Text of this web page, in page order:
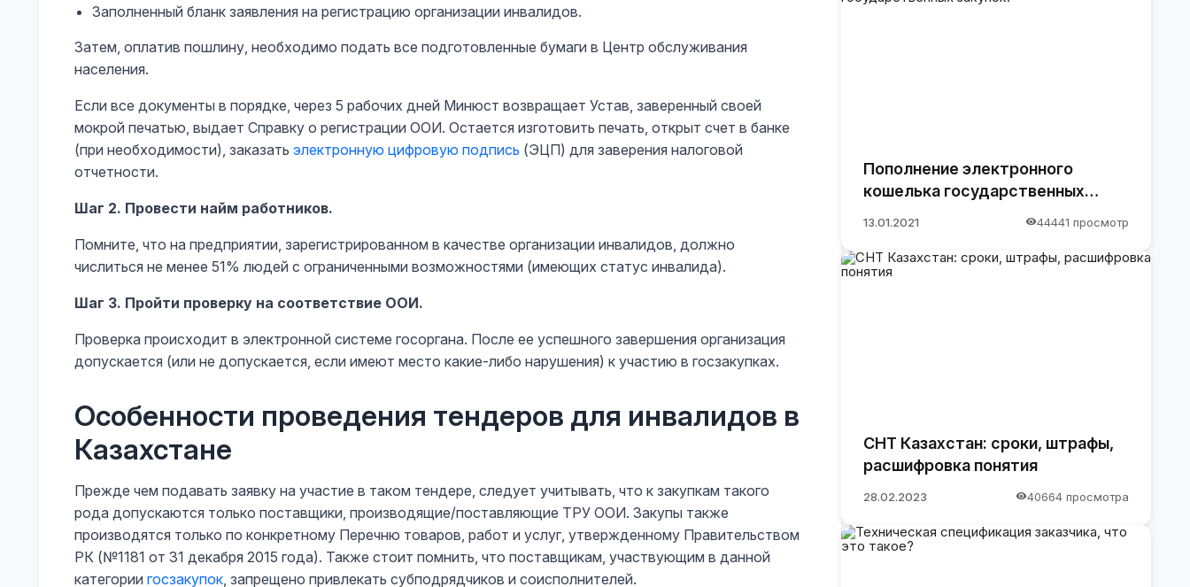
Заполненный бланк заявления на регистрацию организации инвалидов.
Затем, оплатив пошлину, необходимо подать все подготовленные бумаги в Центр обслуживания
населения.
Если все документы в порядке, через 5 рабочих дней Минюст возвращает Устав, заверенный своей
мокрой печатью, выдает Справку о регистрации ООИ. Остается изготовить печать, открыт счет в банке
(при необходимости), заказать электронную цифровую подпись (ЭЦП) для заверения налоговой
отчетности.
Шаг 2. Провести найм работников.
Помните, что на предприятии, зарегистрированном в качестве организации инвалидов, должно
числиться не менее 51% людей с ограниченными возможностями (имеющих статус инвалида).
Шаг 3. Пройти проверку на соответствие ООИ.
Проверка происходит в электронной системе госоргана. После ее успешного завершения организация
допускается (или не допускается, если имеют место какие-либо нарушения) к участию в госзакупках.
Особенности проведения тендеров для инвалидов в
Казахстане
Прежде чем подавать заявку на участие в таком тендере, следует учитывать, что к закупкам такого
рода допускаются только поставщики, производящие/поставляющие ТРУ ООИ. Закупы также
производятся только по конкретному Перечню товаров, работ и услуг, утвержденному Правительством
РК (№1181 от 31 декабря 2015 года). Также стоит помнить, что поставщикам, участвующим в данной
категории госзакупок, запрещено привлекать субподрядчиков и соисполнителей.
Пополнение электронного
кошелька государственных
13.01.2021 44441 просмотр
СНТ Казахстан: сроки, штрафы,
расшифровка понятия
28.02.2023 40664 просмотра